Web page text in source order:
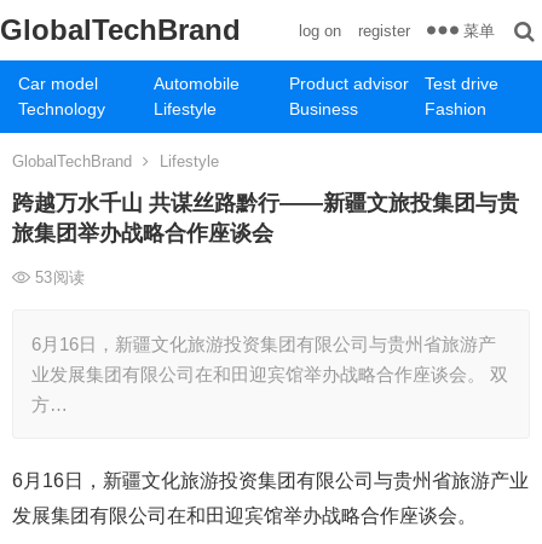
GlobalTechBrand
Car model Automobile Product advisor
Test drive
Technology
Lifestyle Business Fashion
log on register 菜单
GlobalTechBrand Lifestyle
跨越万水千山 共谋丝路黔行——新疆文旅投集团与贵
旅集团举办战略合作座谈会
53阅读
6月16日，新疆文化旅游投资集团有限公司与贵州省旅游产
业发展集团有限公司在和田迎宾馆举办战略合作座谈会。 双
方…
6月16日，新疆文化旅游投资集团有限公司与贵州省旅游产业
发展集团有限公司在和田迎宾馆举办战略合作座谈会。